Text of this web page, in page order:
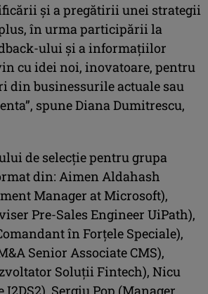
şi a pregătirii unei strategii
în urma participării la
ului şi a informaţiilor
cu idei noi, inovatoare, pentru
din businessurile actuale sau
spune Diana Dumitrescu,
de selecţie pentru grupa
din: Aimen Aldahash
Manager at Microsoft),
Pre-Sales Engineer UiPath),
în Forţele Speciale),
Senior Associate CMS),
Soluţii Fintech), Nicu
Sergiu Pop (Manager